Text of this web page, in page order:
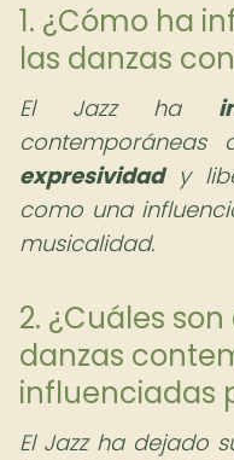
1. ¿Cómo ha
las danzas
El Jazz ha
expresividady
como una
musicalidad.
2. ¿Cuáles
danzas
influenciadas
El Jazz ha dejado